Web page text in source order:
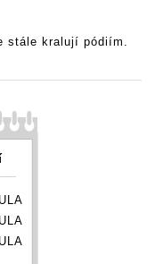
stále kralují pódiím.